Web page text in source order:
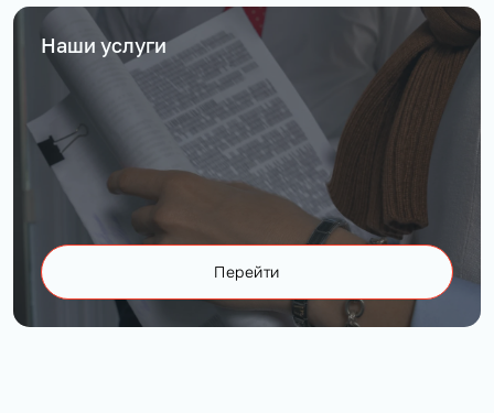
Наши услуги
Перейти